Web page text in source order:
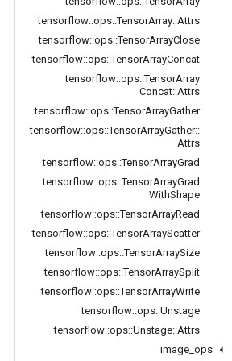
tensorflow::ops::TensorArray::Attrs
tensorflow::ops::TensorArrayClose
tensorflow::ops::TensorArrayConcat
tensorflow::ops::TensorArray
Concat::Attrs
tensorflow::ops::TensorArrayGather
tensorflow::ops::TensorArrayGather::
Attrs
tensorflow::ops::TensorArrayGrad
tensorflow::ops::TensorArrayGrad
WithShape
tensorflow::ops::TensorArrayRead
tensorflow::ops::TensorArrayScatter
tensorflow::ops::TensorArraySize
tensorflow::ops::TensorArraySplit
tensorflow::ops::TensorArrayWrite
tensorflow::ops::Unstage
tensorflow::ops::Unstage::Attrs
image ops